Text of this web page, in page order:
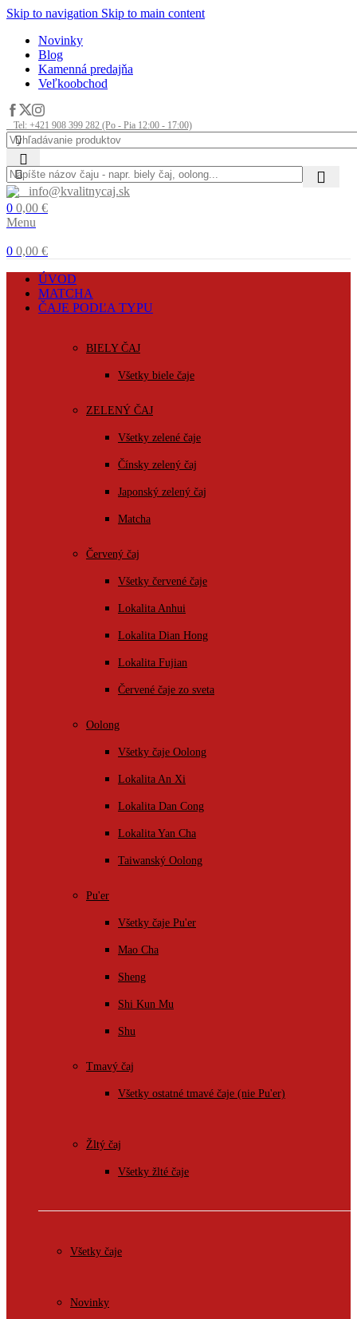
Skip to navigation Skip to main content
Novinky
Blog
Kamenná predajňa
Veľkoobchod
Tel: +421 908 399 282 (Po - Pia 12:00 - 17:00)
info@kvalitnycaj.sk
0 0,00 €
Menu
0 0,00 €
ÚVOD
MATCHA
ČAJE PODĽA TYPU
BIELY ČAJ
Všetky biele čaje
ZELENÝ ČAJ
Všetky zelené čaje
Čínsky zelený čaj
Japonský zelený čaj
Matcha
Červený čaj
Všetky červené čaje
Lokalita Anhui
Lokalita Dian Hong
Lokalita Fujian
Červené čaje zo sveta
Oolong
Všetky čaje Oolong
Lokalita An Xi
Lokalita Dan Cong
Lokalita Yan Cha
Taiwanský Oolong
Pu'er
Všetky čaje Pu'er
Mao Cha
Sheng
Shi Kun Mu
Shu
Tmavý čaj
Všetky ostatné tmavé čaje (nie Pu'er)
Žltý čaj
Všetky žlté čaje
Všetky čaje
Novinky